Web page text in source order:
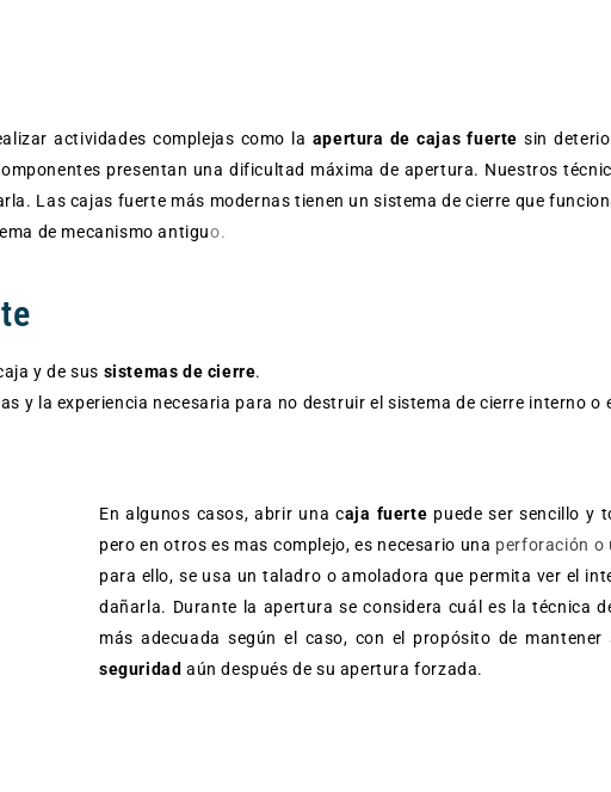
actividades complejas como la apertura de cajas fuerte sin
presentan una dificultad máxima de apertura. Nuestros
Las cajas fuerte más modernas tienen un sistema de cierre que
de mecanismo antiguo.
y de sus sistemas de cierre.
y la experiencia necesaria para no destruir el sistema de cierre interno o
En algunos casos, abrir una caja fuerte puede ser sencillo y
pero en otros es mas complejo, es necesario una perforación o
para ello, se usa un taladro o amoladora que permita ver el
dañarla. Durante la apertura se considera cuál es la técnica
más adecuada según el caso, con el propósito de
seguridad aún después de su apertura forzada.